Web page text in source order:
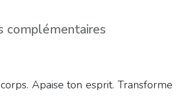
complémentaires
Apaise ton esprit. Transforme